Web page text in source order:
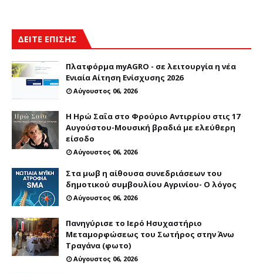
ΔΕΙΤΕ ΕΠΙΣΗΣ
Πλατφόρμα myAGRO - σε λειτουργία η νέα
Ενιαία Αίτηση Ενίσχυσης 2026
Αύγουστος 06, 2026
Η Ηρώ Σαΐα στο Φρούριο Αντιρρίου στις 17
Αυγούστου-Μουσική βραδιά με ελεύθερη
είσοδο
Αύγουστος 06, 2026
Στα μωβ η αίθουσα συνεδριάσεων του
δημοτικού συμβουλίου Αγρινίου- Ο λόγος
Αύγουστος 06, 2026
Πανηγύρισε το Ιερό Ησυχαστήριο
Μεταμορφώσεως του Σωτήρος στην Άνω
Τραγάνα (φωτο)
Αύγουστος 06, 2026